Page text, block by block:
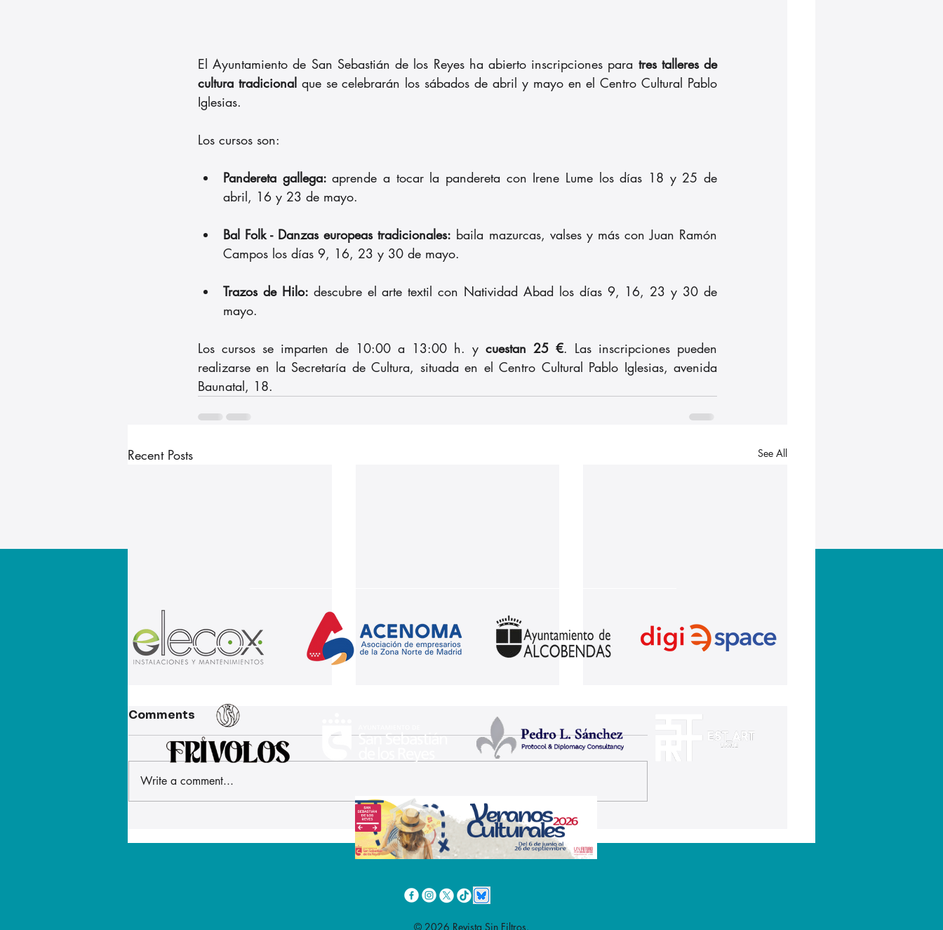
El Ayuntamiento de San Sebastián de los Reyes ha abierto inscripciones para tres talleres de
cultura tradicional que se celebrarán los sábados de abril y mayo en el Centro Cultural Pablo
Iglesias.
Los cursos son:
Pandereta gallega: aprende a tocar la pandereta con Irene Lume los días 18 y 25 de
abril, 16 y 23 de mayo.
Bal Folk - Danzas europeas tradicionales: baila mazurcas, valses y más con Juan Ramón
Campos los días 9, 16, 23 y 30 de mayo.
Trazos de Hilo: descubre el arte textil con Natividad Abad los días 9, 16, 23 y 30 de
mayo.
Los cursos se imparten de 10:00 a 13:00 h. y cuestan 25 €. Las inscripciones pueden
realizarse en la Secretaría de Cultura, situada en el Centro Cultural Pablo Iglesias, avenida
Baunatal, 18.
Recent Posts See All
Las Fiestas de San
Sebastián de los Reyes
se vuelven más inclusivas
Comments
Write a comment...
© 2026 Revista Sin Filtros.